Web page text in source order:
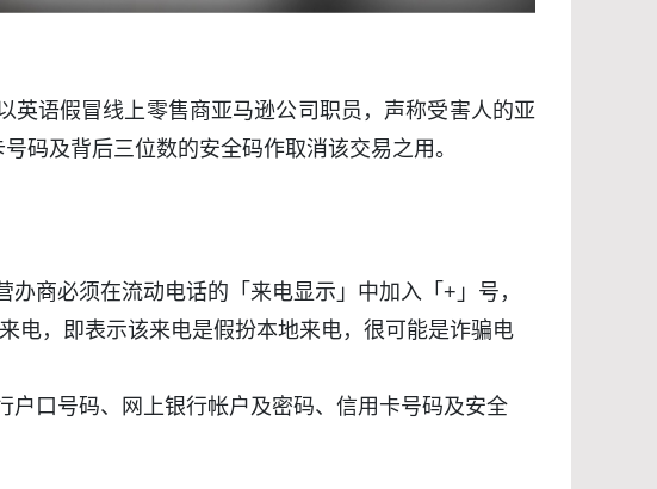
英语假冒线上零售商亚马逊公司职员，声称受害人的亚
码及背后三位数的安全码作取消该交易之用。
商必须在流动电话的「来电显示」中加入「+」号，
电，即表示该来电是假扮本地来电，很可能是诈骗电
口号码、网上银行帐户及密码、信用卡号码及安全